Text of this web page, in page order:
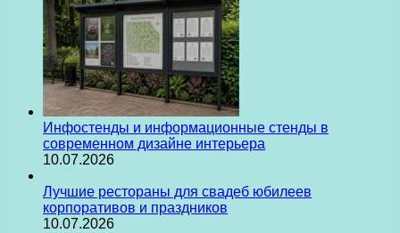
Инфостенды и информационные стенды в
современном дизайне интерьера
10.07.2026
Лучшие рестораны для свадеб юбилеев
корпоративов и праздников
10.07.2026